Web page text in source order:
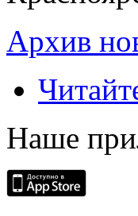
Архив
Наше